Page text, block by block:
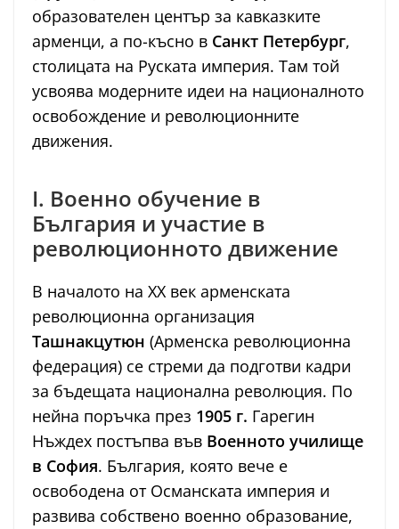
образователен център за кавказките
арменци, а по-късно в Санкт Петербург,
столицата на Руската империя. Там той
усвоява модерните идеи на националното
освобождение и революционните
движения.
I. Военно обучение в
България и участие в
революционното движение
В началото на ХХ век арменската
революционна организация
Ташнакцутюн (Арменска революционна
федерация) се стреми да подготви кадри
за бъдещата национална революция. По
нейна поръчка през 1905 г. Гарегин
Нъждех постъпва във Военното училище
в София. България, която вече е
освободена от Османската империя и
развива собствено военно образование,